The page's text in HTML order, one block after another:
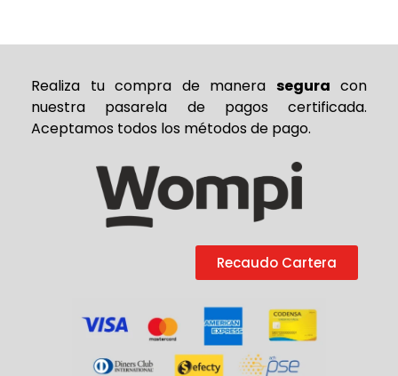
Realiza tu compra de manera segura con
nuestra pasarela de pagos certificada.
Aceptamos todos los métodos de pago.
Recaudo Cartera